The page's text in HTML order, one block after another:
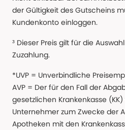
der Gültigkeit des Gutscheins
Kundenkonto einloggen.
³ Dieser Preis gilt für die
Zuzahlung.
*UVP = Unverbindliche
AVP = Der für den Fall der
gesetzlichen Krankenkasse
Unternehmer zum Zwecke der
Apotheken mit den